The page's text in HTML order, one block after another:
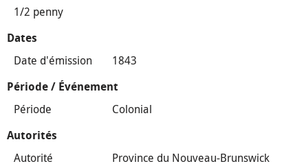
1/2 penny
Dates
Date d'émission 1843
Période / Événement
Période Colonial
Autorités
Autorité
Province du Nouveau-Brunswick